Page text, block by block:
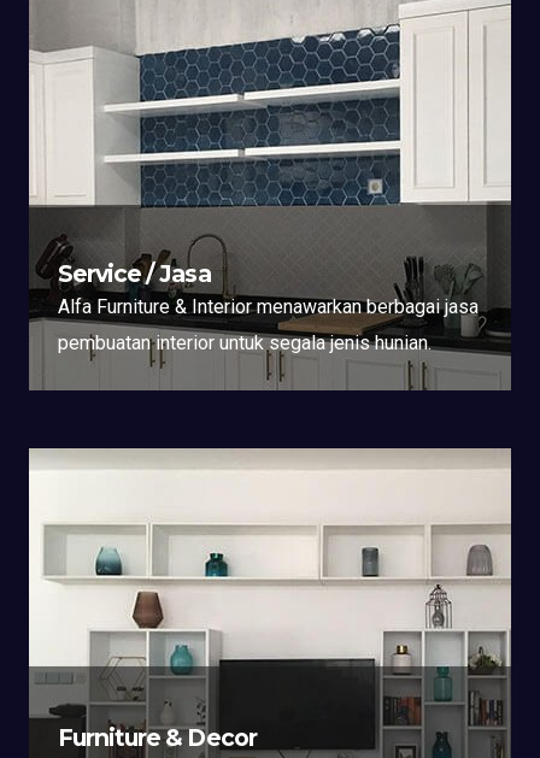
Service / Jasa
Alfa Furniture & Interior menawarkan berbagai jasa
pembuatan interior untuk segala jenis hunian.
Furniture & Decor